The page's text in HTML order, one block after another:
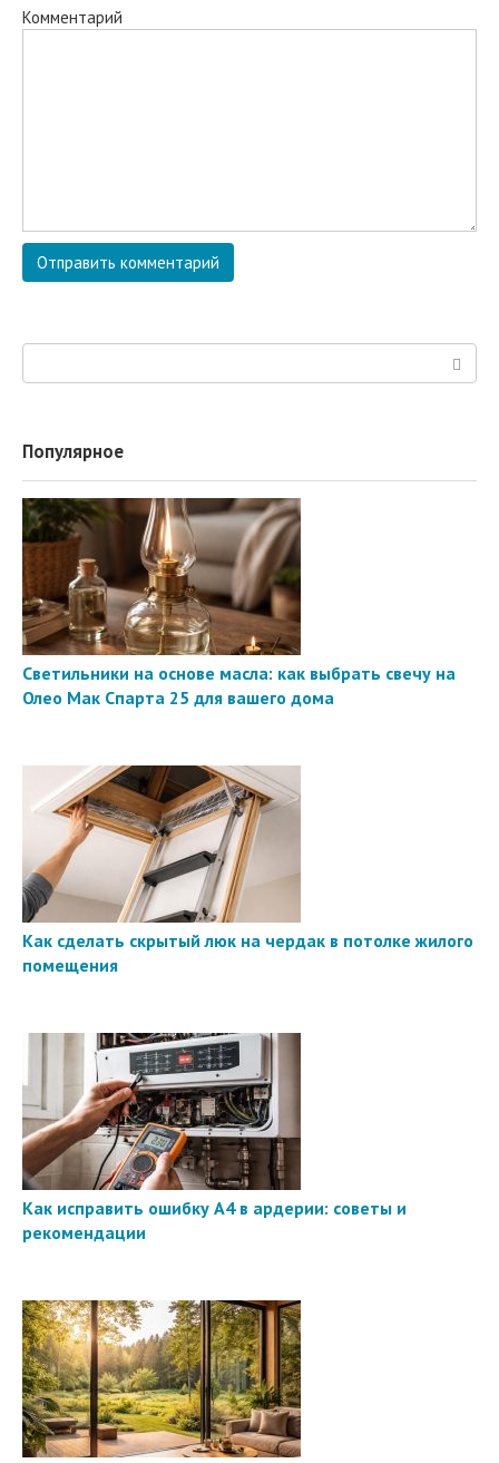
Комментарий
Популярное
Светильники на основе масла: как выбрать свечу на
Олео Мак Спарта 25 для вашего дома
Как сделать скрытый люк на чердак в потолке жилого
помещения
Как исправить ошибку A4 в ардерии: советы и
рекомендации